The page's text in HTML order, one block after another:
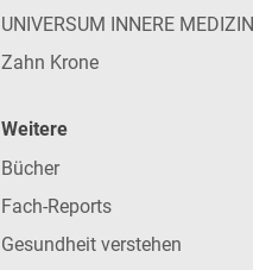
UNIVERSUM INNERE MEDIZIN
Zahn Krone
Weitere
Bücher
Fach-Reports
Gesundheit verstehen